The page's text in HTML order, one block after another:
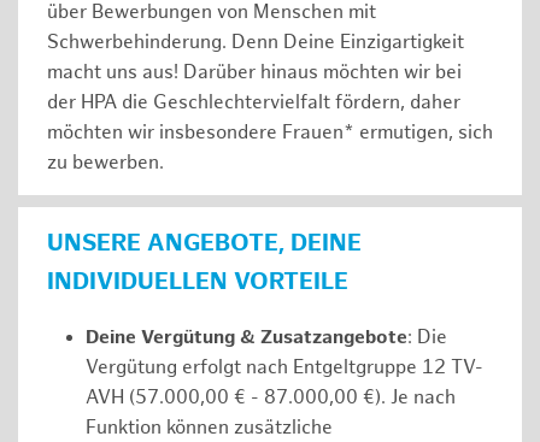
über Bewerbungen von Menschen mit
Schwerbehinderung. Denn Deine Einzigartigkeit
macht uns aus! Darüber hinaus möchten wir bei
der HPA die Geschlechtervielfalt fördern, daher
möchten wir insbesondere Frauen* ermutigen, sich
zu bewerben.
UNSERE ANGEBOTE, DEINE
INDIVIDUELLEN VORTEILE
Deine Vergütung & Zusatzangebote: Die
Vergütung erfolgt nach Entgeltgruppe 12 TV-
AVH (57.000,00 € - 87.000,00 €). Je nach
Funktion können zusätzliche